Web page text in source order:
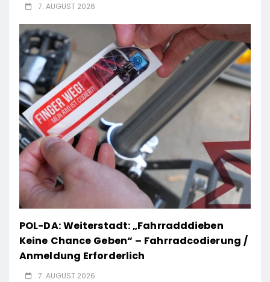
7. AUGUST 2026
POL-DA: Weiterstadt: „Fahrradddieben
Keine Chance Geben“ – Fahrradcodierung /
Anmeldung Erforderlich
7. AUGUST 2026